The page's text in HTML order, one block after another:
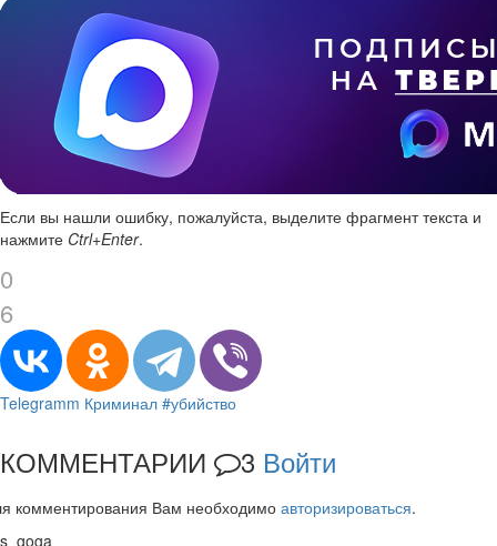
Если вы нашли ошибку, пожалуйста, выделите фрагмент текста и
нажмите Ctrl+Enter.
0
6
Telegramm Криминал #убийство
КОММЕНТАРИИ 3 Войти
комментирования Вам необходимо авторизироваться.
s_goga